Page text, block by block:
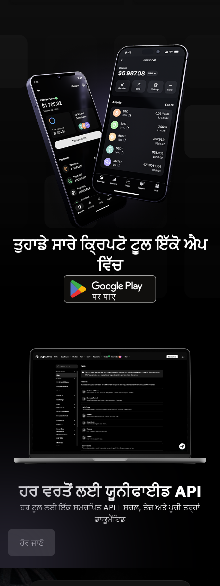
ਤੁਹਾਡੇ ਸਾਰੇ ਕ੍ਰਿਪਟੋ ਟੂਲ ਇੱਕੋ ਐਪ
ਵਿੱਚ
ਹਰ ਵਰਤੋਂ ਲਈ ਯੂਨੀਫਾਈਡ API
ਹਰ ਟੂਲ ਲਈ ਇੱਕ ਸਮਰਪਿਤ API। ਸਰਲ, ਤੇਜ਼ ਅਤੇ ਪੂਰੀ ਤਰ੍ਹਾਂ
ਡਾਕੂਮੈਂਟਿਡ
ਹੋਰ ਜਾਣੋ